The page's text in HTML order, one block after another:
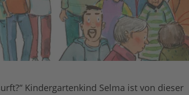
Kindergartenkind Selma ist von dieser